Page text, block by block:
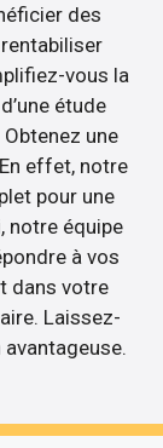
des
vous la
étude
une
effet, notre
pour une
notre équipe
à vos
dans votre
Laissez-